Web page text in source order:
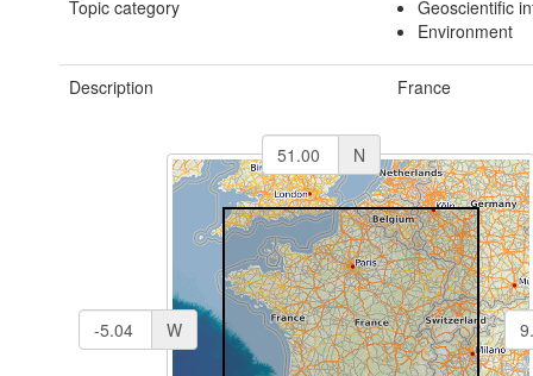
Topic category
Geoscientific
Environment
Description France
N
W